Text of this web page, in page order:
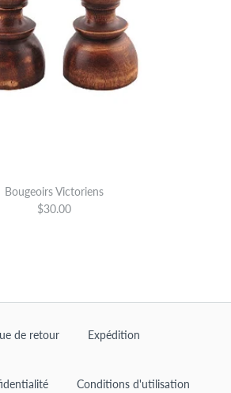
Bougeoirs Victoriens
$30.00
de retour Expédition
Conditions d'utilisation